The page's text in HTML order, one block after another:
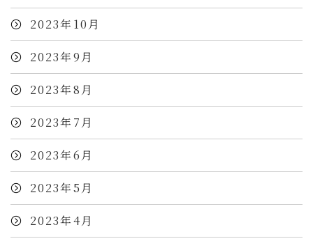
2023年10月
2023年9月
2023年8月
2023年7月
2023年6月
2023年5月
2023年4月